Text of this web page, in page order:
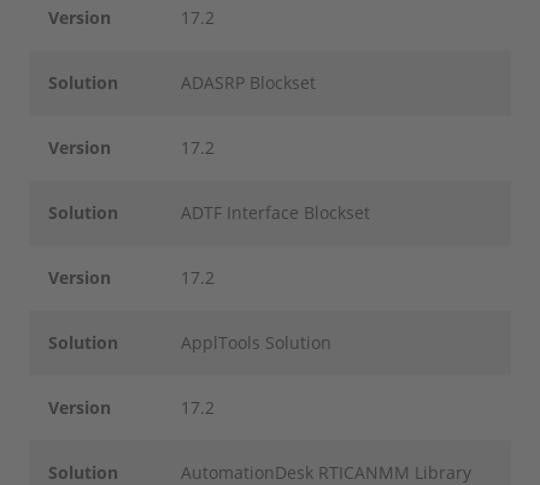
Version 17.2
Solution ADASRP Blockset
Version 17.2
Solution ADTF Interface Blockset
Version 17.2
Solution ApplTools Solution
Version 17.2
Solution AutomationDesk RTICANMM Library